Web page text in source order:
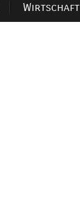
Wirtschaft